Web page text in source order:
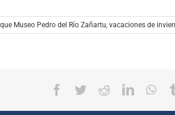
Museo Pedro del Río Zañartu, vacaciones de
Facebook
TwitterReddit